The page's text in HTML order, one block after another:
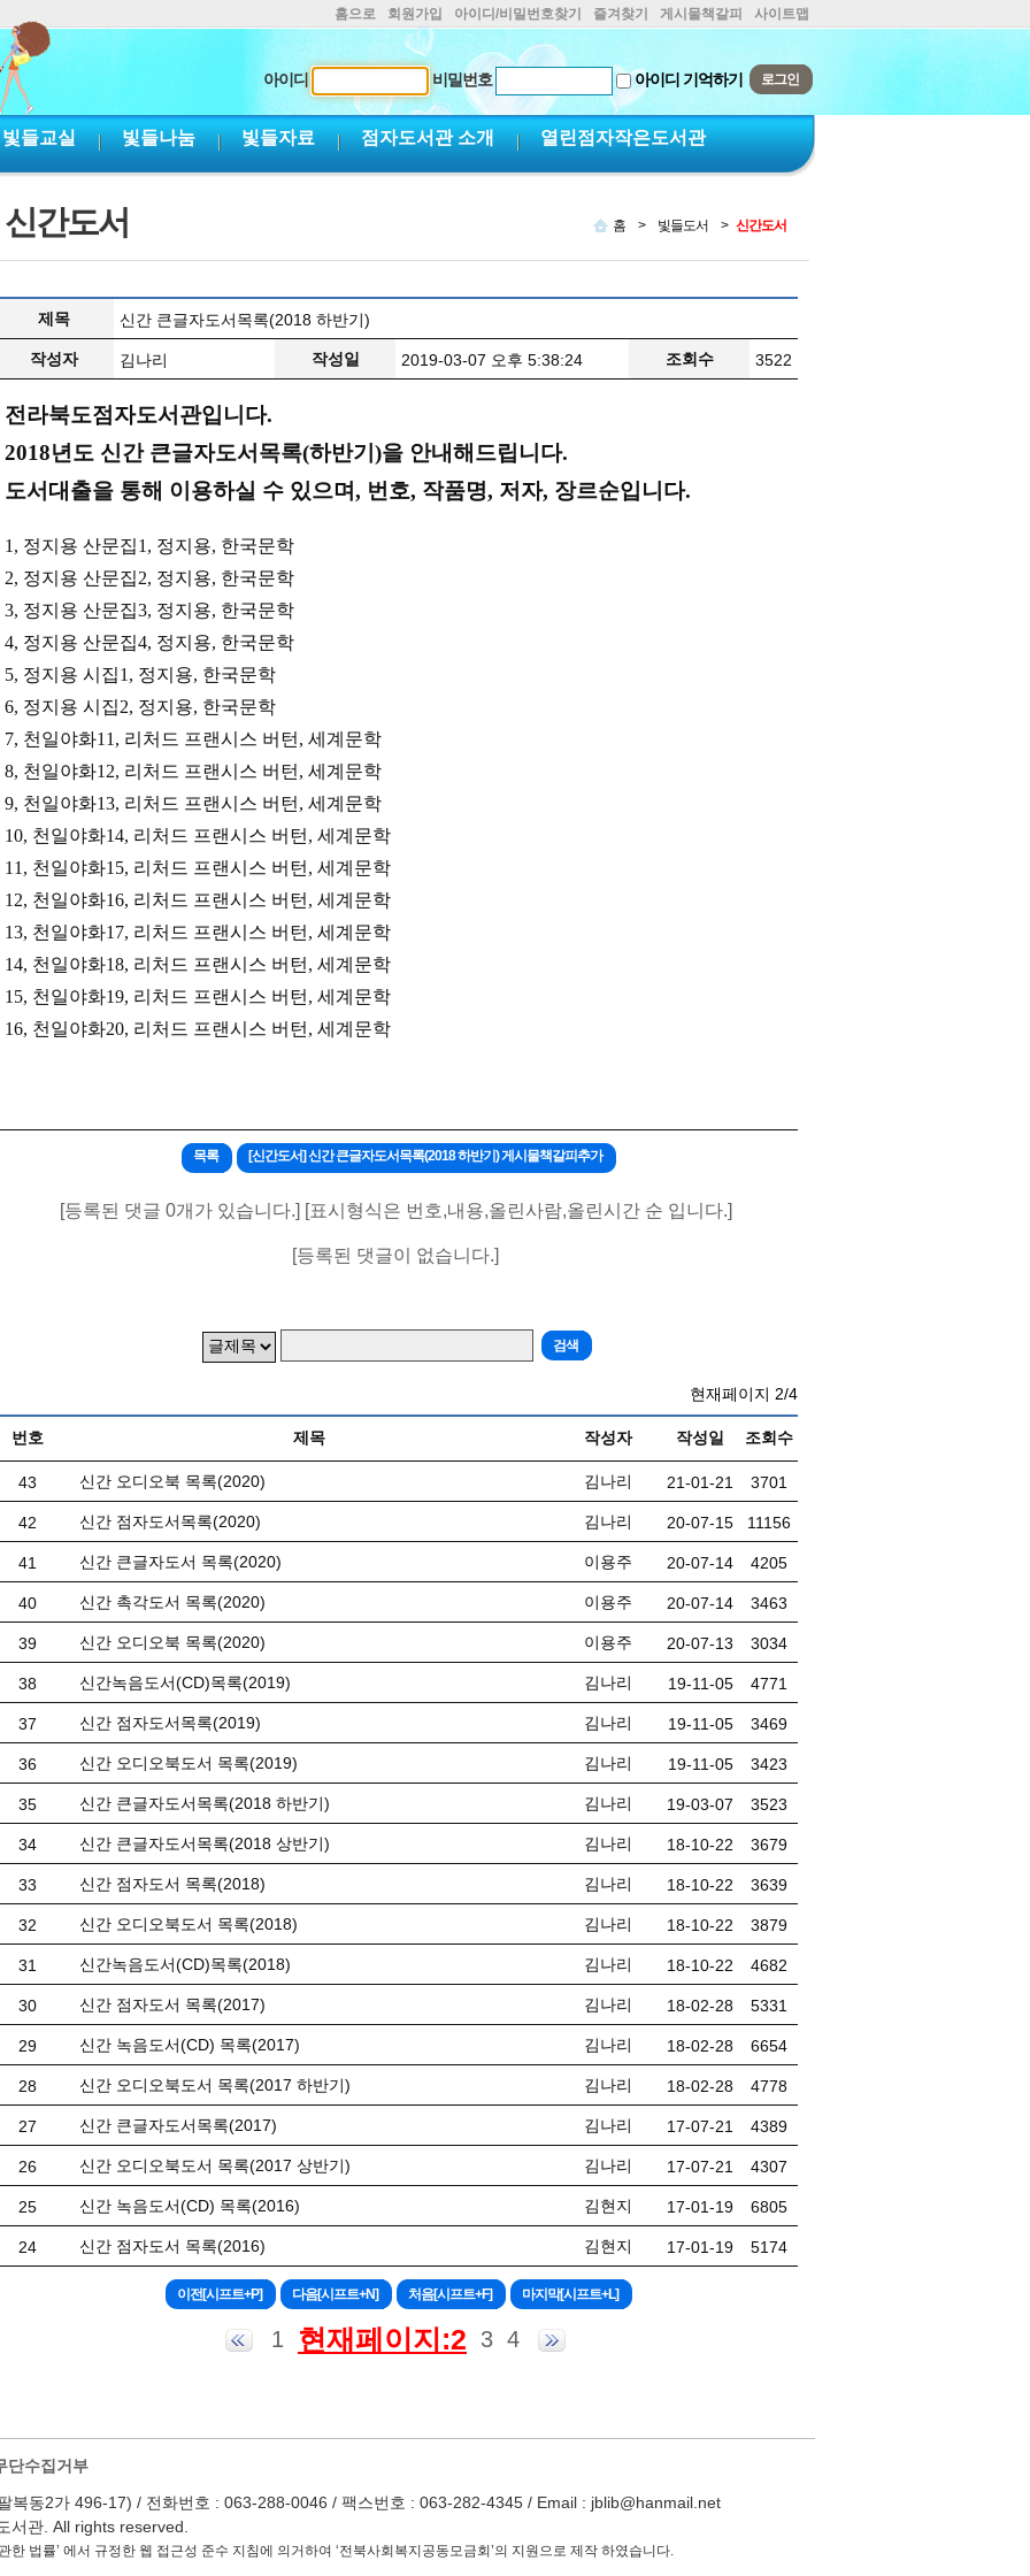
홈으로 회원가입 아이디/비밀번호찾기 즐겨찾기 게시물책갈피 사이트맵
아이디 비밀번호 아이디 기억하기
빛들교실 빛들나눔 빛들자료 점자도서관 소개 열린점자작은도서관
홈 > 빛들도서 > 신간도서
신간도서
제목 신간 큰글자도서목록(2018 하반기)
작성자 김나리 작성일 2019-03-07 오후 5:38:24 조회수 3522
전라북도점자도서관입니다.
2018년도 신간 큰글자도서목록(하반기)을 안내해드립니다.
도서대출을 통해 이용하실 수 있으며, 번호, 작품명, 저자, 장르순입니다.
1, 정지용 산문집1, 정지용, 한국문학
2, 정지용 산문집2, 정지용, 한국문학
3, 정지용 산문집3, 정지용, 한국문학
4, 정지용 산문집4, 정지용, 한국문학
5, 정지용 시집1, 정지용, 한국문학
6, 정지용 시집2, 정지용, 한국문학
7, 천일야화11, 리처드 프랜시스 버턴 , 세계문학
8, 천일야화12, 리처드 프랜시스 버턴 , 세계문학
9, 천일야화13, 리처드 프랜시스 버턴 , 세계문학
10, 천일야화14, 리처드 프랜시스 버턴 , 세계문학
11, 천일야화15, 리처드 프랜시스 버턴 , 세계문학
12, 천일야화16, 리처드 프랜시스 버턴 , 세계문학
13, 천일야화17, 리처드 프랜시스 버턴 , 세계문학
14, 천일야화18, 리처드 프랜시스 버턴 , 세계문학
15, 천일야화19, 리처드 프랜시스 버턴 , 세계문학
16, 천일야화20, 리처드 프랜시스 버턴 , 세계문학
목록 [신간도서] 신간 큰글자도서목록(2018 하반기) 게시물책갈피추가
[등록된 댓글 0개가 있습니다.] [표시형식은 번호,내용,올린사람,올린시간 순 입니다.]
[등록된 댓글이 없습니다.]
현재페이지 2/4
번호 제목 작성자 작성일 조회수
43 신간 오디오북 목록(2020) 김나리 21-01-21 3701
42 신간 점자도서목록(2020) 김나리 20-07-15 11156
41 신간 큰글자도서 목록(2020) 이용주 20-07-14 4205
40 신간 촉각도서 목록(2020) 이용주 20-07-14 3463
39 신간 오디오북 목록(2020) 이용주 20-07-13 3034
38 신간녹음도서(CD)목록(2019) 김나리 19-11-05 4771
37 신간 점자도서목록(2019) 김나리 19-11-05 3469
36 신간 오디오북도서 목록(2019) 김나리 19-11-05 3423
35 신간 큰글자도서목록(2018 하반기) 김나리 19-03-07 3523
34 신간 큰글자도서목록(2018 상반기) 김나리 18-10-22 3679
33 신간 점자도서 목록(2018) 김나리 18-10-22 3639
32 신간 오디오북도서 목록(2018) 김나리 18-10-22 3879
31 신간녹음도서(CD)목록(2018) 김나리 18-10-22 4682
30 신간 점자도서 목록(2017) 김나리 18-02-28 5331
29 신간 녹음도서(CD) 목록(2017) 김나리 18-02-28 6654
28 신간 오디오북도서 목록(2017 하반기) 김나리 18-02-28 4778
27 신간 큰글자도서목록(2017) 김나리 17-07-21 4389
26 신간 오디오북도서 목록(2017 상반기) 김나리 17-07-21 4307
25 신간 녹음도서(CD) 목록(2016) 김현지 17-01-19 6805
24 신간 점자도서 목록(2016) 김현지 17-01-19 5174
1 현재페이지:2 3 4
단수집거부
복동2가 496-17) / 전화번호 : 063-288-0046 / 팩스번호 : 063-282-4345 / Email : jblib@hanmail.net
서관. All rights reserved.
한 법률’ 에서 규정한 웹 접근성 준수 지침에 의거하여 ‘전북사회복지공동모금회’의 지원으로 제작 하였습니다.